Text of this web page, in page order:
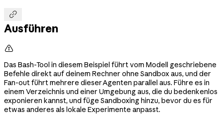

Ausführen

Das Bash-Tool in diesem Beispiel führt vom Modell geschriebene
Befehle direkt auf deinem Rechner ohne Sandbox aus, und der
Fan-out führt mehrere dieser Agenten parallel aus. Führe es in
einem Verzeichnis und einer Umgebung aus, die du bedenkenlos
exponieren kannst, und füge Sandboxing hinzu, bevor du es für
etwas anderes als lokale Experimente anpasst.